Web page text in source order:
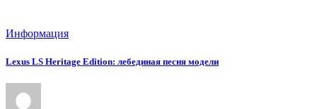
Информация
Lexus LS Heritage Edition: лебединая песня модели